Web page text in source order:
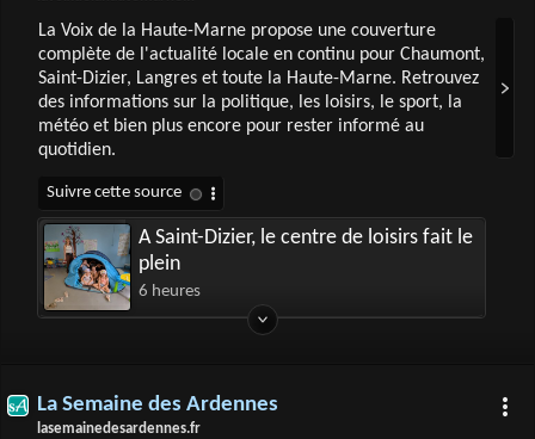
La Voix de la Haute-Marne propose une couverture
complète de l'actualité locale en continu pour Chaumont,
Saint-Dizier, Langres et toute la Haute-Marne. Retrouvez
des informations sur la politique, les loisirs, le sport, la
météo et bien plus encore pour rester informé au
quotidien.
A Saint-Dizier, le centre de loisirs fait le
plein
6 heures
La Semaine des Ardennes
lasemainedesardennes.fr